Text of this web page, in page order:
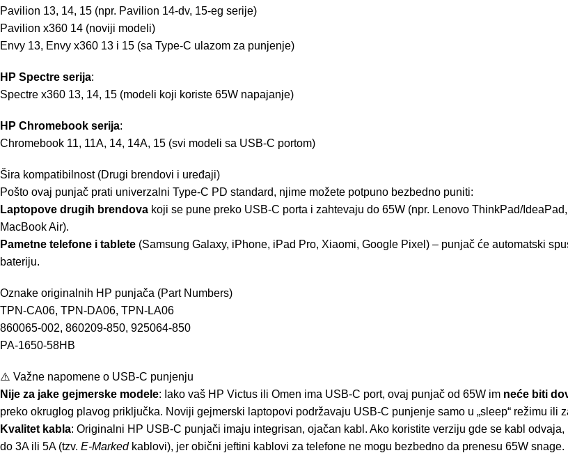
Pavilion 13, 14, 15 (npr. Pavilion 14-dv, 15-eg serije)
Pavilion x360 14 (noviji modeli)
Envy 13, Envy x360 13 i 15 (sa Type-C ulazom za punjenje)
HP Spectre serija:
Spectre x360 13, 14, 15 (modeli koji koriste 65W napajanje)
HP Chromebook serija:
Chromebook 11, 11A, 14, 14A, 15 (svi modeli sa USB-C portom)
Šira kompatibilnost (Drugi brendovi i uređaji)
Pošto ovaj punjač prati univerzalni Type-C PD standard, njime možete potpuno bezbedno puniti:
Laptopove drugih brendova koji se pune preko USB-C porta i zahtevaju do 65W (npr. Lenovo ThinkPad/
MacBook Air).
Pametne telefone i tablete (Samsung Galaxy, iPhone, iPad Pro, Xiaomi, Google Pixel) – punjač će automatski
bateriju.
Oznake originalnih HP punjača (Part Numbers)
TPN-CA06, TPN-DA06, TPN-LA06
860065-002, 860209-850, 925064-850
PA-1650-58HB
⚠️ Važne napomene o USB-C punjenju
Nije za jake gejmerske modele: Iako vaš HP Victus ili Omen ima USB-C port, ovaj punjač od 65W im neće biti
preko okruglog plavog priključka. Noviji gejmerski laptopovi podržavaju USB-C punjenje samo u „sleep“ režimu ili
Kvalitet kabla: Originalni HP USB-C punjači imaju integrisan, ojačan kabl. Ako koristite verziju gde se kabl
do 3A ili 5A (tzv. E-Markedkablovi), jer obični jeftini kablovi za telefone ne mogu bezbedno da prenesu 65W snage.